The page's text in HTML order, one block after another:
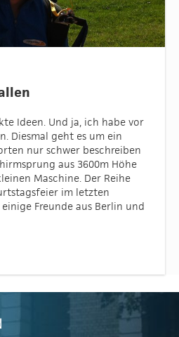
Ideen. Und ja, ich habe vor
Diesmal geht es um ein
nur schwer beschreiben
aus 3600m Höhe
Maschine. Der Reihe
im letzten
Freunde aus Berlin und